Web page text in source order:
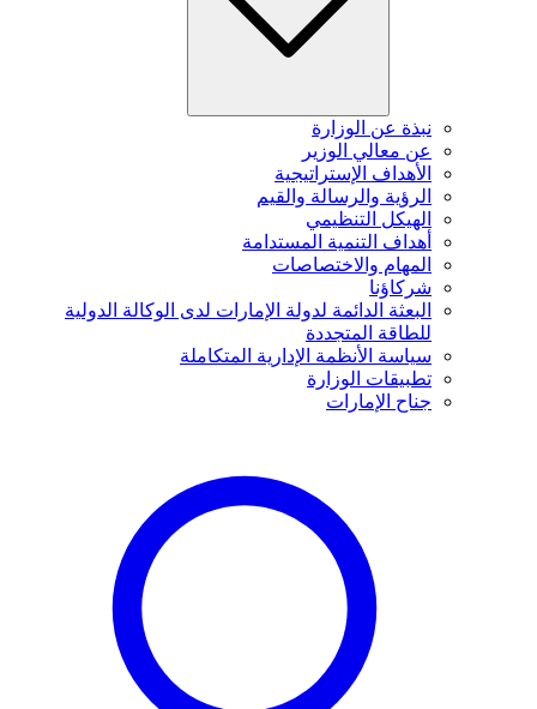
نبذة عن الوزارة
عن معالي الوزير
الأهداف الإستراتيجية
الرؤية والرسالة والقيم
الهيكل التنظيمي
أهداف التنمية المستدامة
المهام والاختصاصات
شركاؤنا
البعثة الدائمة لدولة الإمارات لدى الوكالة الدولية
للطاقة المتجددة
سياسة الأنظمة الإدارية المتكاملة
تطبيقات الوزارة
جناح الإمارات